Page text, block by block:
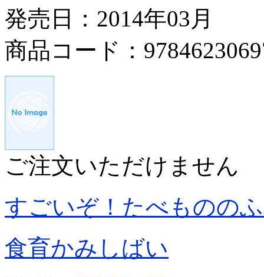
発売日：2014年03月
商品コード：
ご注文いただけません
すごいぞ！たべものの
食育かみしばい